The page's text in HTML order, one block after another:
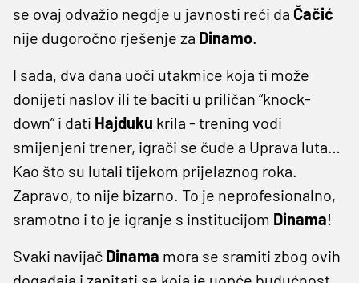
se ovaj odvažio negdje u javnosti reći da Čačić
nije dugoročno rješenje za Dinamo
I sada, dva dana uoči utakmice koja ti može
donijeti naslov ili te baciti u priličan “knock-
down” i dati Hajduku krila - trening vodi
smijenjeni trener, igrači se čude a Uprava luta…
Kao što su lutali tijekom prijelaznog roka.
Zapravo, to nije bizarno. To je neprofesionalno,
sramotno i to je igranje s institucijom Dinama!
Svaki navijač Dinama mora se sramiti zbog ovih